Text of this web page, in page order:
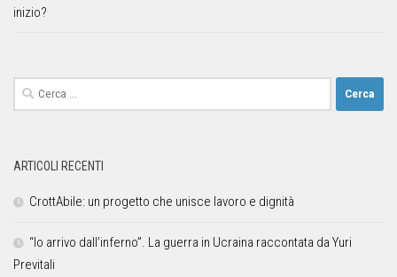
inizio?
ARTICOLI RECENTI
CrottAbile: un progetto che unisce lavoro e dignità
“Io arrivo dall’inferno”. La guerra in Ucraina raccontata da Yuri
Previtali